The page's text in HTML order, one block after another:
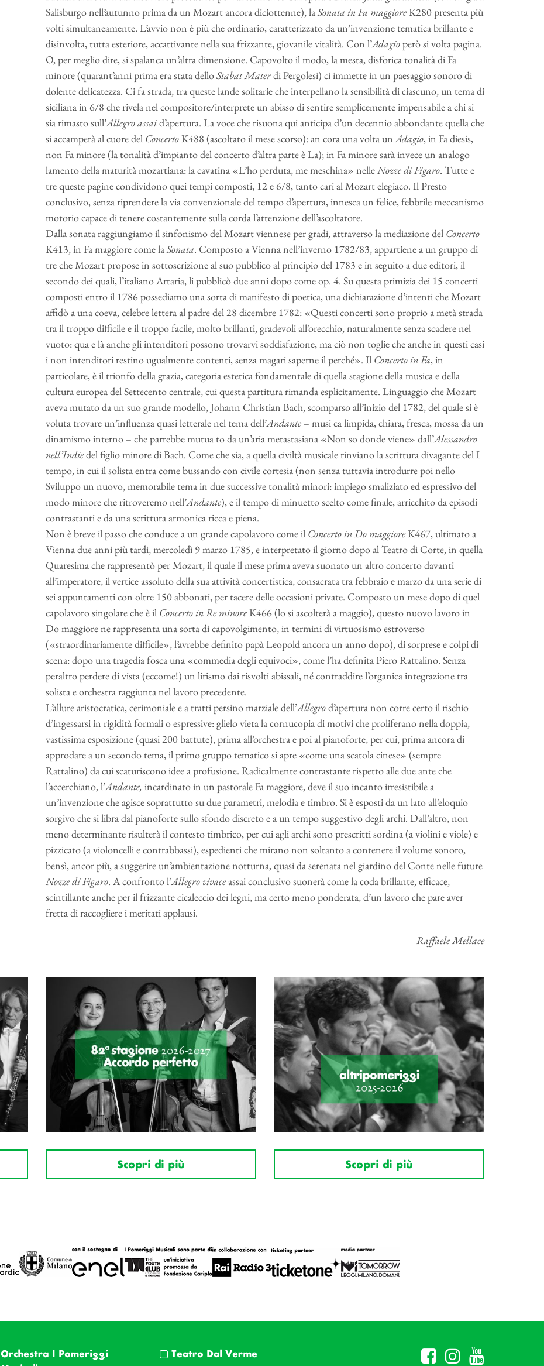
Salisburgo nell’autunno prima da un Mozart ancora diciottenne), laSonata in Fa maggioreK280 presenta più
volti simultaneamente. L’avvio non è più che ordinario, caratterizzato da un’invenzione tematica brillante e
disinvolta, tutta esteriore, accattivante nella sua frizzante, giovanile vitalità. Con l’Adagioperò si volta pagina.
O, per meglio dire, si spalanca un’altra dimensione. Capovolto il modo, la mesta, disforica tonalità di Fa
minore (quarant’anni prima era stata delloStabat Materdi Pergolesi) ci immette in un paesaggio sonoro di
dolente delicatezza. Ci fa strada, tra queste lande solitarie che interpellano la sensibilità di ciascuno, un tema di
siciliana in 6/8 che rivela nel compositore/interprete un abisso di sentire semplicemente impensabile a chi si
sia rimasto sull’Allegro assaid’apertura. La voce che risuona qui anticipa d’un decennio abbondante quella che
si accamperà al cuore del ConcertoK488 (ascoltato il mese scorso): an cora una volta unAdagio, in Fa diesis,
non Fa minore (la tonalità d’impianto del concerto d’altra parte è La); in Fa minore sarà invece un analogo
lamento della maturità mozartiana: la cavatina «L’ho perduta, me meschina» nelleNozze di Figaro. Tutte e
tre queste pagine condividono quei tempi composti, 12 e 6/8, tanto cari al Mozart elegiaco. Il Presto
conclusivo, senza riprendere la via convenzionale del tempo d’apertura, innesca un felice, febbrile meccanismo
motorio capace di tenere costantemente sulla corda l’attenzione dell’ascoltatore.
Dalla sonata raggiungiamo il sinfonismo del Mozart viennese per gradi, attraverso la mediazione del Concerto
K413, in Fa maggiore come laSonata. Composto a Vienna nell’inverno 1782/83, appartiene a un gruppo di
tre che Mozart propose in sottoscrizione al suo pubblico al principio del 1783 e in seguito a due editori, il
secondo dei quali, l’italiano Artaria, li pubblicò due anni dopo come op. 4. Su questa primizia dei 15 concerti
composti entro il 1786 possediamo una sorta di manifesto di poetica, una dichiarazione d’intenti che Mozart
affidò a una coeva, celebre lettera al padre del 28 dicembre 1782: «Questi concerti sono proprio a metà strada
tra il troppo difficile e il troppo facile, molto brillanti, gradevoli all’orecchio, naturalmente senza scadere nel
vuoto: qua e là anche gli intenditori possono trovarvi soddisfazione, ma ciò non toglie che anche in questi casi
i non intenditori restino ugualmente contenti, senza magari saperne il perché». Il Concerto in Fa, in
particolare, è il trionfo della grazia, categoria estetica fondamentale di quella stagione della musica e della
cultura europea del Settecento centrale, cui questa partitura rimanda esplicitamente. Linguaggio che Mozart
aveva mutato da un suo grande modello, Johann Christian Bach, scomparso all’inizio del 1782, del quale si è
voluta trovare un’influenza quasi letterale nel tema dell’Andante– musi ca limpida, chiara, fresca, mossa da un
dinamismo interno – che parrebbe mutua to da un’aria metastasiana «Non so donde viene» dall’Alessandro
nell’Indiedel figlio minore di Bach. Come che sia, a quella civiltà musicale rinviano la scrittura divagante del I
tempo, in cui il solista entra come bussando con civile cortesia (non senza tuttavia introdurre poi nello
Sviluppo un nuovo, memorabile tema in due successive tonalità minori: impiego smaliziato ed espressivo del
modo minore che ritroveremo nell’Andante), e il tempo di minuetto scelto come finale, arricchito da episodi
contrastanti e da una scrittura armonica ricca e piena.
Non è breve il passo che conduce a un grande capolavoro come il Concerto in Do maggioreK467, ultimato a
Vienna due anni più tardi, mercoledì 9 marzo 1785, e interpretato il giorno dopo al Teatro di Corte, in quella
Quaresima che rappresentò per Mozart, il quale il mese prima aveva suonato un altro concerto davanti
all’imperatore, il vertice assoluto della sua attività concertistica, consacrata tra febbraio e marzo da una serie di
sei appuntamenti con oltre 150 abbonati, per tacere delle occasioni private. Composto un mese dopo di quel
capolavoro singolare che è ilConcerto in Re minoreK466 (lo si ascolterà a maggio), questo nuovo lavoro in
Do maggiore ne rappresenta una sorta di capovolgimento, in termini di virtuosismo estroverso
(«straordinariamente difficile», l’avrebbe definito papà Leopold ancora un anno dopo), di sorprese e colpi di
scena: dopo una tragedia fosca una «commedia degli equivoci», come l’ha definita Piero Rattalino. Senza
peraltro perdere di vista (eccome!) un lirismo dai risvolti abissali, né contraddire l’organica integrazione tra
solista e orchestra raggiunta nel lavoro precedente.
L’allure aristocratica, cerimoniale e a tratti persino marziale dell’Allegrod’apertura non corre certo il rischio
d’ingessarsi in rigidità formali o espressive: glielo vieta la cornucopia di motivi che proliferano nella doppia,
vastissima esposizione (quasi 200 battute), prima all’orchestra e poi al pianoforte, per cui, prima ancora di
approdare a un secondo tema, il primo gruppo tematico si apre «come una scatola cinese» (sempre
Rattalino) da cui scaturiscono idee a profusione. Radicalmente contrastante rispetto alle due ante che
l’accerchiano, l’Andante, incardinato in un pastorale Fa maggiore, deve il suo incanto irresistibile a
un’invenzione che agisce soprattutto su due parametri, melodia e timbro. Si è esposti da un lato all’eloquio
sorgivo che si libra dal pianoforte sullo sfondo discreto e a un tempo suggestivo degli archi. Dall’altro, non
meno determinante risulterà il contesto timbrico, per cui agli archi sono prescritti sordina (a violini e viole) e
pizzicato (a violoncelli e contrabbassi), espedienti che mirano non soltanto a contenere il volume sonoro,
bensì, ancor più, a suggerire un’ambientazione notturna, quasi da serenata nel giardino del Conte nelle future
Nozze di Figaro. A confronto l’Allegro vivaceassai conclusivo suonerà come la coda brillante, efficace,
scintillante anche per il frizzante cicaleccio dei legni, ma certo meno ponderata, d’un lavoro che pare aver
fretta di raccogliere i meritati applausi.
Raffaele Mellace
Scopri di più Scopri di più
Orchestra I Pomeriggi
Teatro Dal Verme